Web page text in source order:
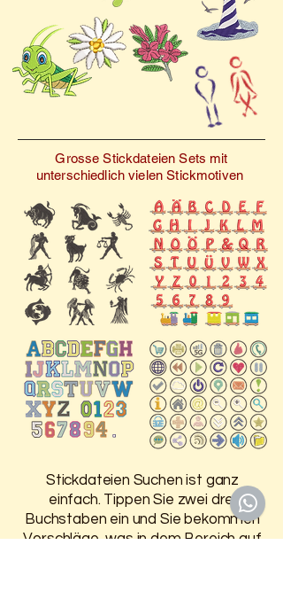
Wohnkultur eine charmante
Note verleihen – die
Kollektion „Maienkäfer 2“
wird Sie mit ihren fröhlichen
und verspielten Motiven
begeistern.
Grosse Stickdateien Sets mit
unterschiedlich vielen Stickmotiven
Stickdateien Suchen ist ganz
einfach. Tippen Sie zwei drei
Buchstaben ein und Sie bekommen
Vorschläge, was in dem Bereich auf